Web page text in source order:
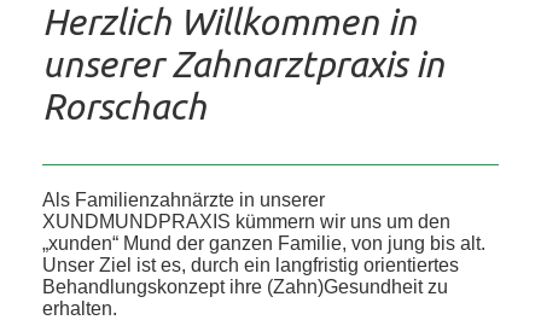
Herzlich Willkommen in
unserer Zahnarztpraxis in
Rorschach
Als Familienzahnärzte in unserer
XUNDMUNDPRAXIS kümmern wir uns um den
„xunden“ Mund der ganzen Familie, von jung bis alt.
Unser Ziel ist es, durch ein langfristig orientiertes
Behandlungskonzept ihre (Zahn)Gesundheit zu
erhalten.